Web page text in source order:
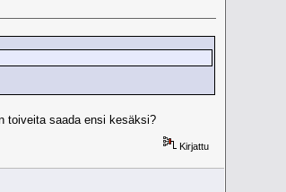
toiveita saada ensi kesäksi?
Kirjattu